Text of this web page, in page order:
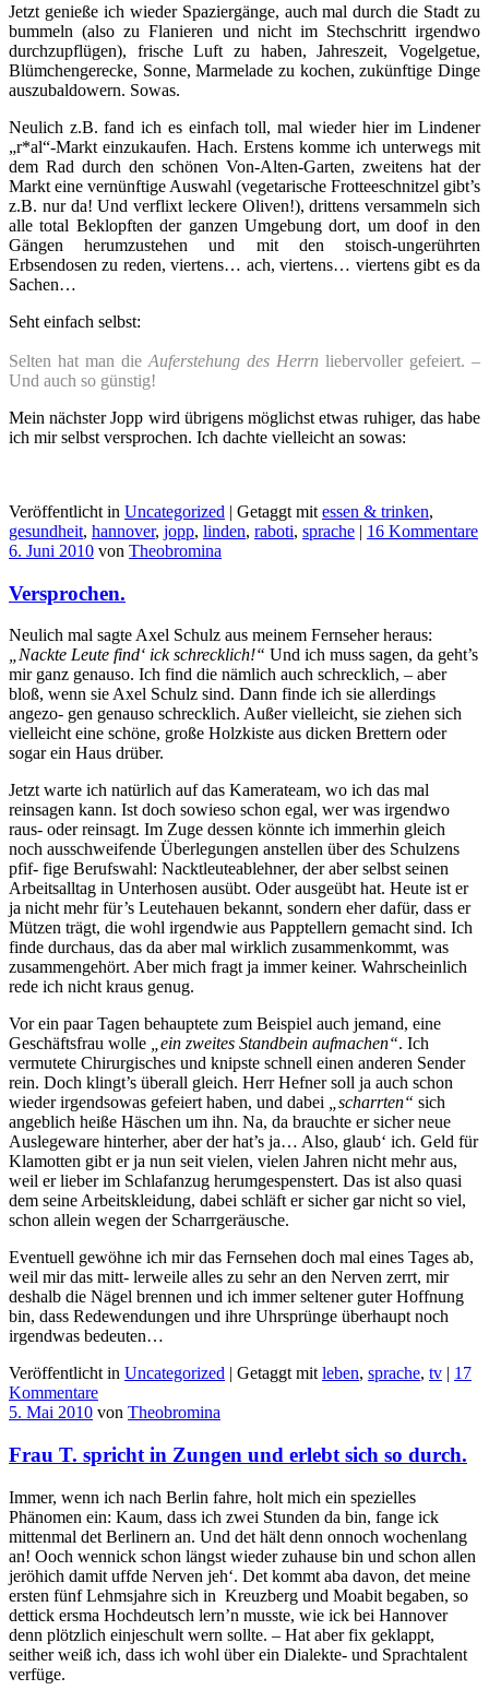
Jetzt genieße ich wieder Spaziergänge, auch mal durch die Stadt zu
bummeln (also zu Flanieren und nicht im Stechschritt irgendwo
durchzupflügen), frische Luft zu haben, Jahreszeit, Vogelgetue,
Blümchengerecke, Sonne, Marmelade zu kochen, zukünftige Dinge
auszubaldowern. Sowas.
Neulich z.B. fand ich es einfach toll, mal wieder hier im Lindener
„r*al“-Markt einzukaufen. Hach. Erstens komme ich unterwegs mit
dem Rad durch den schönen Von-Alten-Garten, zweitens hat der
Markt eine vernünftige Auswahl (vegetarische Frotteeschnitzel gibt’s
z.B. nur da! Und verflixt leckere Oliven!), drittens versammeln sich
alle total Beklopften der ganzen Umgebung dort, um doof in den
Gängen herumzustehen und mit den stoisch-ungerührten
Erbsendosen zu reden, viertens… ach, viertens… viertens gibt es da
Sachen…
Seht einfach selbst:
Selten hat man die Auferstehung des Herrn liebervoller gefeiert. –
Und auch so günstig!
Mein nächster Jopp wird übrigens möglichst etwas ruhiger, das habe
ich mir selbst versprochen. Ich dachte vielleicht an sowas:
Veröffentlicht in Uncategorized | Getaggt mit essen & trinken,
gesundheit, hannover, jopp, linden, raboti, sprache | 16 Kommentare
6. Juni 2010 von Theobromina
Versprochen.
Neulich mal sagte Axel Schulz aus meinem Fernseher heraus:
„Nackte Leute find‘ ick schrecklich!“ Und ich muss sagen, da geht’s
mir ganz genauso. Ich find die nämlich auch schrecklich, – aber
bloß, wenn sie Axel Schulz sind. Dann finde ich sie allerdings
angezo- gen genauso schrecklich. Außer vielleicht, sie ziehen sich
vielleicht eine schöne, große Holzkiste aus dicken Brettern oder
sogar ein Haus drüber.
Jetzt warte ich natürlich auf das Kamerateam, wo ich das mal
reinsagen kann. Ist doch sowieso schon egal, wer was irgendwo
raus- oder reinsagt. Im Zuge dessen könnte ich immerhin gleich
noch ausschweifende Überlegungen anstellen über des Schulzens
pfif- fige Berufswahl: Nacktleuteablehner, der aber selbst seinen
Arbeitsalltag in Unterhosen ausübt. Oder ausgeübt hat. Heute ist er
ja nicht mehr für’s Leutehauen bekannt, sondern eher dafür, dass er
Mützen trägt, die wohl irgendwie aus Papptellern gemacht sind. Ich
finde durchaus, das da aber mal wirklich zusammenkommt, was
zusammengehört. Aber mich fragt ja immer keiner. Wahrscheinlich
rede ich nicht kraus genug.
Vor ein paar Tagen behauptete zum Beispiel auch jemand, eine
Geschäftsfrau wolle
„ein zweites Standbein aufmachen“. Ich
vermutete Chirurgisches und knipste schnell einen anderen Sender
rein. Doch klingt’s überall gleich. Herr Hefner soll ja auch schon
wieder irgendsowas gefeiert haben, und dabei
„scharrten“ sich
angeblich heiße Häschen um ihn. Na, da brauchte er sicher neue
Auslegeware hinterher, aber der hat’s ja… Also, glaub‘ ich. Geld für
Klamotten gibt er ja nun seit vielen, vielen Jahren nicht mehr aus,
weil er lieber im Schlafanzug herumgespenstert. Das ist also quasi
dem seine Arbeitskleidung, dabei schläft er sicher gar nicht so viel,
schon allein wegen der Scharrgeräusche.
Eventuell gewöhne ich mir das Fernsehen doch mal eines Tages ab,
weil mir das mitt- lerweile alles zu sehr an den Nerven zerrt, mir
deshalb die Nägel brennen und ich immer seltener guter Hoffnung
bin, dass Redewendungen und ihre Uhrsprünge überhaupt noch
irgendwas bedeuten…
Veröffentlicht in Uncategorized | Getaggt mit leben, sprache, tv | 17
Kommentare
5. Mai 2010 von Theobromina
Frau T. spricht in Zungen und erlebt sich so durch.
Immer, wenn ich nach Berlin fahre, holt mich ein spezielles
Phänomen ein: Kaum, dass ich zwei Stunden da bin, fange ick
mittenmal det Berlinern an. Und det hält denn onnoch wochenlang
an! Ooch wennick schon längst wieder zuhause bin und schon allen
jeröhich damit uffde Nerven jeh‘. Det kommt aba davon, det meine
ersten fünf Lehmsjahre sich in Kreuzberg und Moabit begaben, so
dettick ersma Hochdeutsch lern’n musste, wie ick bei Hannover
denn plötzlich einjeschult wern sollte. – Hat aber fix geklappt,
seither weiß ich, dass ich wohl über ein Dialekte- und Sprachtalent
verfüge.